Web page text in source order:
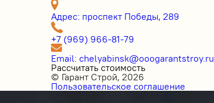
Адрес: проспект Победы, 289
+7 (969) 966-81-79
Email: chelyabinsk@ooogarantstroy.ru
Рассчитать стоимость
© Гарант Строй, 2026
Пользовательское соглашение